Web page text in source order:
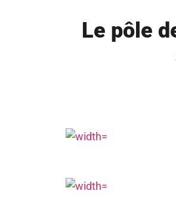
Le pôle